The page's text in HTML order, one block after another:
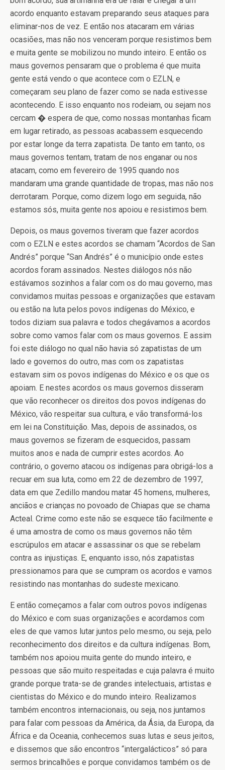
acordo enquanto estavam preparando seus ataques para
eliminar-nos de vez. E então nos atacaram em várias
ocasiões, mas não nos venceram porque resistimos bem
e muita gente se mobilizou no mundo inteiro. E então os
maus governos pensaram que o problema é que muita
gente está vendo o que acontece com o EZLN, e
começaram seu plano de fazer como se nada estivesse
acontecendo. E isso enquanto nos rodeiam, ou sejam nos
cercam � espera de que, como nossas montanhas ficam
em lugar retirado, as pessoas acabassem esquecendo
por estar longe da terra zapatista. De tanto em tanto, os
maus governos tentam, tratam de nos enganar ou nos
atacam, como em fevereiro de 1995 quando nos
mandaram uma grande quantidade de tropas, mas não nos
derrotaram. Porque, como dizem logo em seguida, não
estamos sós, muita gente nos apoiou e resistimos bem.
Depois, os maus governos tiveram que fazer acordos
com o EZLN e estes acordos se chamam “Acordos de San
Andrés” porque “San Andrés” é o município onde estes
acordos foram assinados. Nestes diálogos nós não
estávamos sozinhos a falar com os do mau governo, mas
convidamos muitas pessoas e organizações que estavam
ou estão na luta pelos povos indígenas do México, e
todos diziam sua palavra e todos chegávamos a acordos
sobre como vamos falar com os maus governos. E assim
foi este diálogo no qual não havia só zapatistas de um
lado e governos do outro, mas com os zapatistas
estavam sim os povos indígenas do México e os que os
apoiam. E nestes acordos os maus governos disseram
que vão reconhecer os direitos dos povos indígenas do
México, vão respeitar sua cultura, e vão transformá-los
em lei na Constituição. Mas, depois de assinados, os
maus governos se fizeram de esquecidos, passam
muitos anos e nada de cumprir estes acordos. Ao
contrário, o governo atacou os indígenas para obrigá-los a
recuar em sua luta, como em 22 de dezembro de 1997,
data em que Zedillo mandou matar 45 homens, mulheres,
anciãos e crianças no povoado de Chiapas que se chama
Acteal. Crime como este não se esquece tão facilmente e
é uma amostra de como os maus governos não têm
escrúpulos em atacar e assassinar os que se rebelam
contra as injustiças. E, enquanto isso, nós zapatistas
pressionamos para que se cumpram os acordos e vamos
resistindo nas montanhas do sudeste mexicano.
E então começamos a falar com outros povos indígenas
do México e com suas organizações e acordamos com
eles de que vamos lutar juntos pelo mesmo, ou seja, pelo
reconhecimento dos direitos e da cultura indígenas. Bom,
também nos apoiou muita gente do mundo inteiro, e
pessoas que são muito respeitadas e cuja palavra é muito
grande porque trata-se de grandes intelectuais, artistas e
cientistas do México e do mundo inteiro. Realizamos
também encontros internacionais, ou seja, nos juntamos
para falar com pessoas da América, da Ásia, da Europa, da
África e da Oceania, conhecemos suas lutas e seus jeitos,
e dissemos que são encontros “intergalácticos” só para
sermos brincalhões e porque convidamos também os de